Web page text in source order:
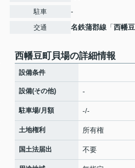
駐車 -
交通 名鉄蒲郡線 「西幡豆
西幡豆町貝場の詳細情報
設備条件
設備(その他) -
駐車場/月額 -/-
土地権利 所有権
国土法届出 不要